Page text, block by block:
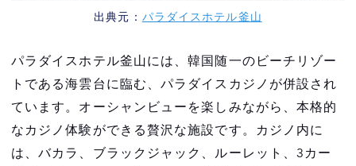
出典元： パラダイスホテル釜山
パラダイスホテル釜山には、韓国随一のビーチリゾー
トである海雲台に臨む、パラダイスカジノが併設され
ています。オーシャンビューを楽しみながら、本格的
なカジノ体験ができる贅沢な施設です。カジノ内に
は、バカラ、ブラックジャック、ルーレット、3カー